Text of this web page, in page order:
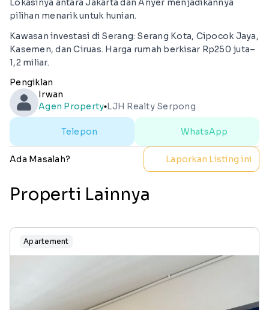
Lokasinya antara Jakarta dan Anyer menjadikannya
pilihan menarik untuk hunian.
Kawasan investasi di Serang: Serang Kota, Cipocok Jaya,
Kasemen, dan Ciruas. Harga rumah berkisar Rp250 juta–
1,2 miliar.
Pengiklan
Irwan
Agen Propertylens LJH Realty Serpong
Telepon WhatsApp
Ada Masalah? Laporkan Listing ini
Properti Lainnya
Apartement